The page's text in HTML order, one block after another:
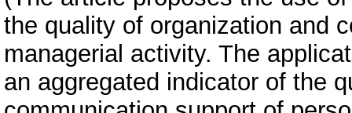
the quality of organization and
managerial activity. The
an aggregated indicator of the